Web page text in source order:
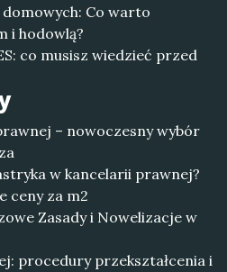
Co warto
i hodowlą?
co musisz wiedzieć przed
– nowoczesny wybór
w kancelarii prawnej?
ceny za m2
Zasady i Nowelizacje w
procedury przekształcenia i